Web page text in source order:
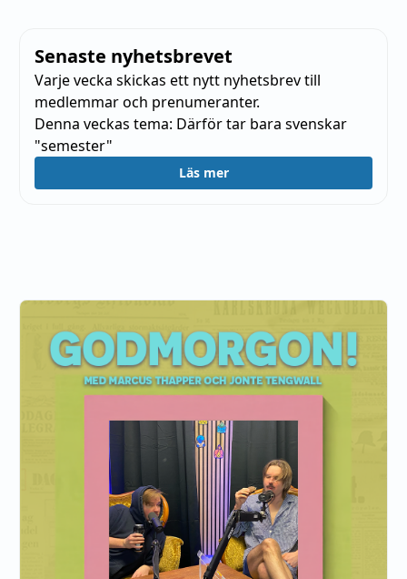
Senaste nyhetsbrevet
Varje vecka skickas ett nytt nyhetsbrev till
medlemmar och prenumeranter.
Denna veckas tema: Därför tar bara svenskar
"semester"
Läs mer